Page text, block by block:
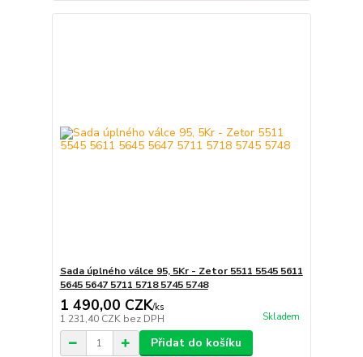
Sada úplného válce 95, 5Kr - Zetor 5511 5545 5611
5645 5647 5711 5718 5745 5748
1 490,00 CZK/ks
1 231,40 CZK bez DPH Skladem
Přidat do košíku